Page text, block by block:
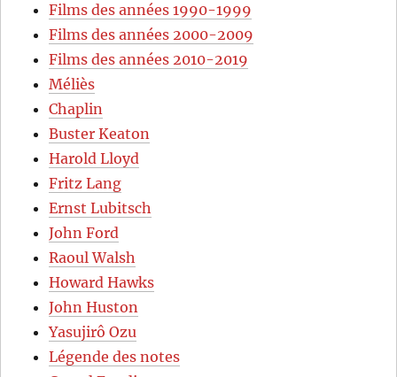
Films des années 1990-1999
Films des années 2000-2009
Films des années 2010-2019
Méliès
Chaplin
Buster Keaton
Harold Lloyd
Fritz Lang
Ernst Lubitsch
John Ford
Raoul Walsh
Howard Hawks
John Huston
Yasujirô Ozu
Légende des notes